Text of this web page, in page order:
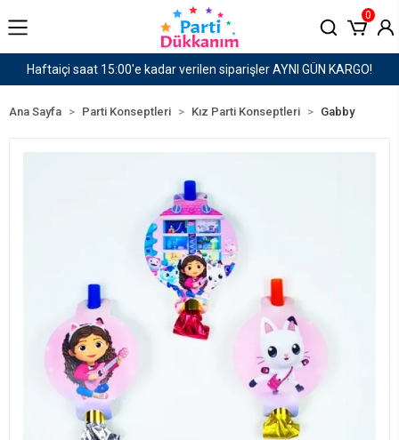
AYNI GÜN KARGO! 1500 TL ve Üzeri
0
Ana Sayfa Parti Konseptleri Kız Parti Konseptleri Gabby